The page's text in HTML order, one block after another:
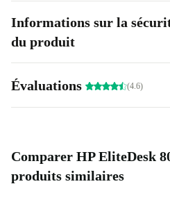
Informations sur la
du produit
Évaluations (4.6)
Comparer HP EliteDesk
produits similaires